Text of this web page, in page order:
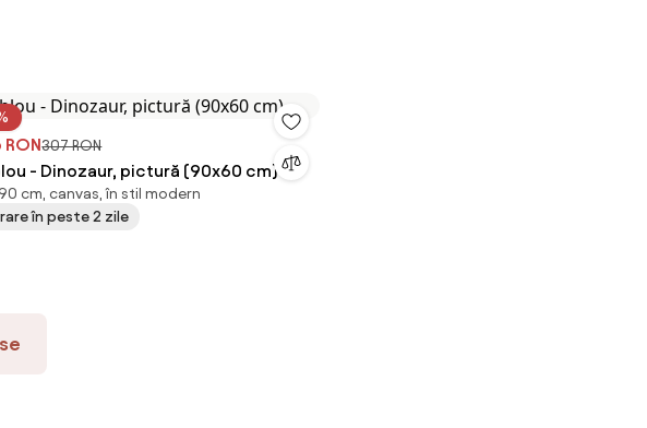
RON307 RON
- Dinozaur, pictură (90x60 cm)
cm, canvas, în stil modern
în peste 2 zile